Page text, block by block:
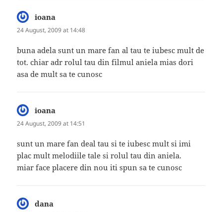
ioana
24 August, 2009 at 14:48
buna adela sunt un mare fan al tau te iubesc mult de
tot. chiar adr rolul tau din filmul aniela mias dori
asa de mult sa te cunosc
ioana
24 August, 2009 at 14:51
sunt un mare fan deal tau si te iubesc mult si imi
plac mult melodiile tale si rolul tau din aniela.
miar face placere din nou iti spun sa te cunosc
dana